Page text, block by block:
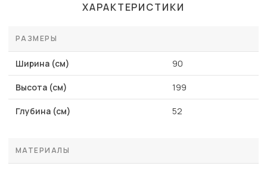
ХАРАКТЕРИСТИКИ
РАЗМЕРЫ
Ширина (см) 90
Высота (см) 199
Глубина (см) 52
МАТЕРИАЛЫ